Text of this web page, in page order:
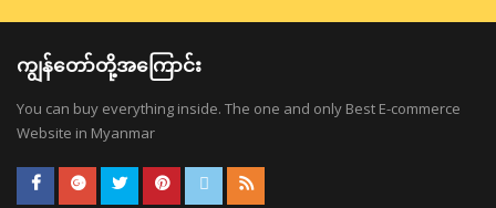
ကျွန်တော်တို့အကြောင်း
You can buy everything inside. The one and only Best E-commerce
Website in Myanmar